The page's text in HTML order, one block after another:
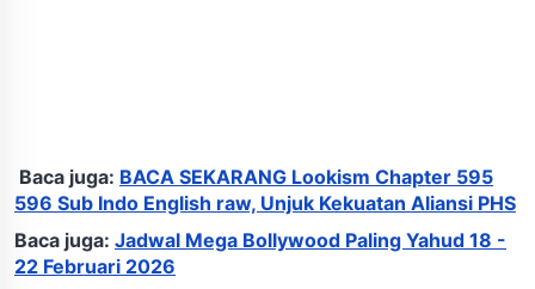
Baca juga: BACA SEKARANG Lookism Chapter 595
596 Sub Indo English raw, Unjuk Kekuatan Aliansi PHS
Baca juga: Jadwal Mega Bollywood Paling Yahud 18 -
22 Februari 2026